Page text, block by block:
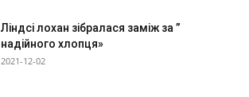
Ліндсі лохан зібралася заміж за ”
надійного хлопця»
2021-12-02